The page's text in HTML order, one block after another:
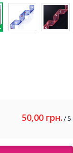
50,00 грн. / 5